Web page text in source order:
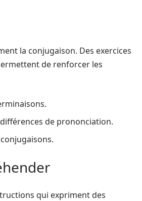
la conjugaison. Des exercices
de renforcer les
de prononciation.
qui expriment des